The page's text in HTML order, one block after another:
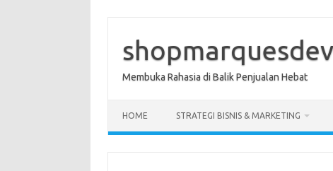
content
Membuka Rahasia di Balik Penjualan Hebat
HOME STRATEGI BISNIS & MARKETING